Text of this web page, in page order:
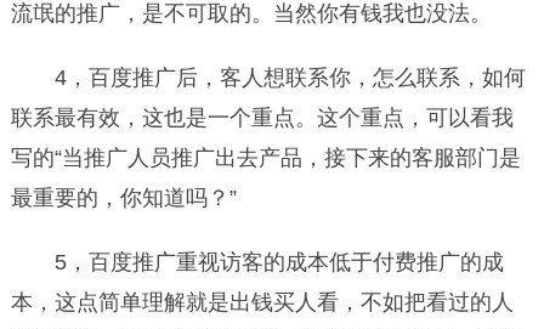
流氓的推广，是不可取的。当然你有钱我也没法。
4，百度推广后，客人想联系你，怎么联系，如何
联系最有效，这也是一个重点。这个重点，可以看我
写的“当推广人员推广出去产品，接下来的客服部门是
最重要的，你知道吗？”
5，百度推广重视访客的成本低于付费推广的成
本，这点简单理解就是出钱买人看，不如把看过的人